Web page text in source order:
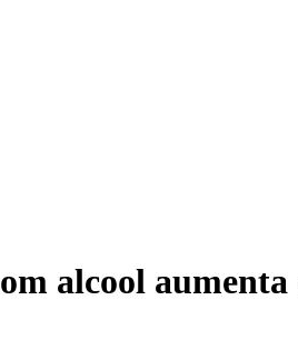
alcool aumenta